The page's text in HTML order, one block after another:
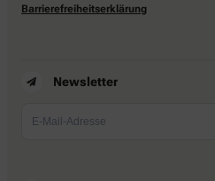
Barrierefreiheitserklärung
Newsletter